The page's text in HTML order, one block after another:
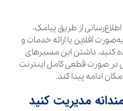
از طریق پیامک،
آفلاین یا ارائه خدمات و
کنید. داشتن این مسیرهای
در صورت قطعی کامل اینترنت
ادامه پیدا کند.